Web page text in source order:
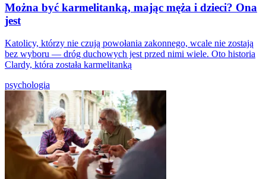
Można być karmelitanką, mając męża i dzieci? Ona
jest
Katolicy, którzy nie czują powołania zakonnego, wcale nie zostają
bez wyboru — dróg duchowych jest przed nimi wiele. Oto historia
Clardy, która została karmelitanką
psychologia